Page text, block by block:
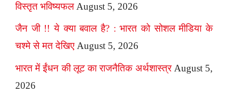
विस्तृत भविष्यफल August 5, 2026
जैन जी !! ये क्या बवाल है? : भारत को सोशल मीडिया के
चश्मे से मत देखिए August 5, 2026
भारत में ईंधन की लूट का राजनैतिक अर्थशास्त्र August 5,
2026